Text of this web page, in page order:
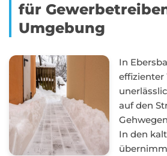
für
Umgebung
In
auf den
In den